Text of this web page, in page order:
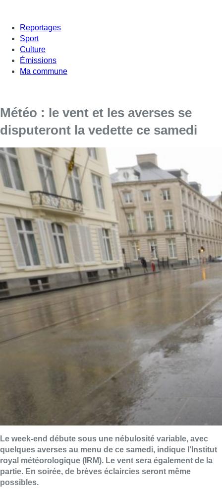
Reportages
Sport
Culture
Émissions
Ma commune
Météo : le vent et les averses se
disputeront la vedette ce samedi
Le week-end débute sous une nébulosité variable, avec
quelques averses au menu de ce samedi, indique l’Institut
royal météorologique (IRM). Le vent sera également de la
partie. En soirée, de brèves éclaircies seront même
possibles.